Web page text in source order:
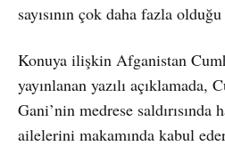
sayısının çok daha fazla
Konuya ilişkin Afganistan
yayınlanan yazılı açıklamada,
Gani’nin medrese saldırısında
ailelerini makamında kabul